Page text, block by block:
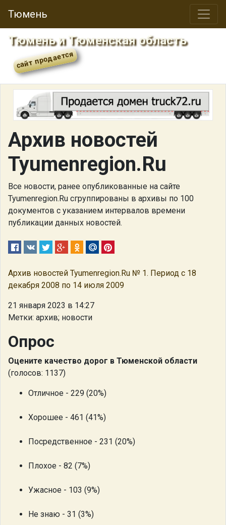
Тюмень
Тюмень и Тюменская область
Архив новостей
Tyumenregion.Ru
Все новости, ранее опубликованные на сайте
Tyumenregion.Ru сгруппированы в архивы по 100
документов с указанием интервалов времени
публикации данных новостей.
Архив новостей Tyumenregion.Ru № 1. Период с 18
декабря 2008 по 14 июля 2009
21 января 2023 в 14:27
Метки: архив; новости
Опрос
Оцените качество дорог в Тюменской области
(голосов: 1137)
Отличное - 229 (20%)
Хорошее - 461 (41%)
Посредственное - 231 (20%)
Плохое - 82 (7%)
Ужасное - 103 (9%)
Не знаю - 31 (3%)